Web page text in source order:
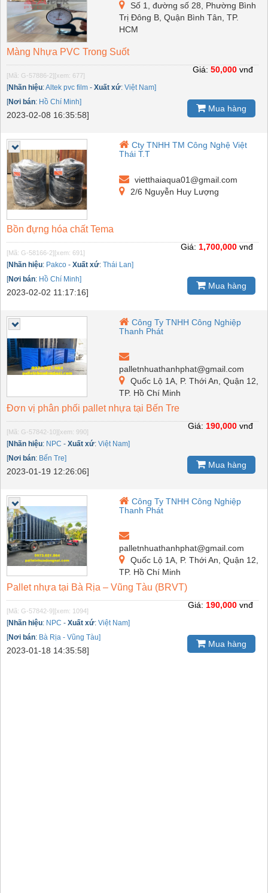
Số 1, đường số 28, Phường Bình
Trị Đông B, Quận Bình Tân, TP.
HCM
Màng Nhựa PVC Trong Suốt
[Mã: G-57886-2] [xem: 677]
[Nhãn hiệu:Altek pvc film - Xuất xứ: Việt Nam]
[Nơi bán: Hồ Chí Minh]
2023-02-08 16:35:58]
Giá: 50,000 vnđ
Mua hàng
Cty TNHH TM Công Nghệ Việt
Thái T.T
vietthaiaqua01@gmail.com
2/6 Nguyễn Huy Lượng
Bồn đựng hóa chất Tema
[Mã: G-58166-2] [xem: 691]
[Nhãn hiệu: Pakco - Xuất xứ: Thái Lan]
[Nơi bán: Hồ Chí Minh]
2023-02-02 11:17:16]
Giá: 1,700,000 vnđ
Mua hàng
Công Ty TNHH Công Nghiệp
Thanh Phát
palletnhuathanhphat@gmail.com
Quốc Lộ 1A, P. Thới An, Quận 12,
TP. Hồ Chí Minh
Đơn vị phân phối pallet nhựa tại Bến Tre
[Mã: G-57842-10] [xem: 990]
[Nhãn hiệu: NPC - Xuất xứ: Việt Nam]
[Nơi bán: Bến Tre]
2023-01-19 12:26:06]
Giá: 190,000 vnđ
Mua hàng
Công Ty TNHH Công Nghiệp
Thanh Phát
palletnhuathanhphat@gmail.com
Quốc Lộ 1A, P. Thới An, Quận 12,
TP. Hồ Chí Minh
Pallet nhựa tại Bà Rịa – Vũng Tàu (BRVT)
[Mã: G-57842-9] [xem: 1094]
[Nhãn hiệu: NPC - Xuất xứ: Việt Nam]
[Nơi bán: Bà Rịa - Vũng Tàu]
2023-01-18 14:35:58]
Giá: 190,000 vnđ
Mua hàng